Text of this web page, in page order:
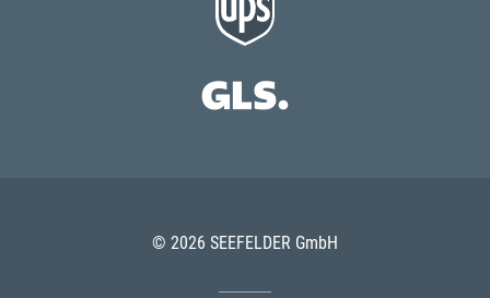
© 2026 SEEFELDER GmbH